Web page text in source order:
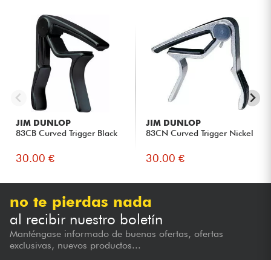
JIM DUNLOP
83CB Curved Trigger Black
30.00 €
JIM DUNLOP
83CN Curved Trigger Nickel
30.00 €
no te pierdas nada
al recibir nuestro boletín
Manténgase informado de buenas ofertas, ofertas
exclusivas, nuevos productos...